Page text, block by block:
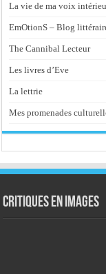
La vie de ma voix
EmOtionS – Blog
The Cannibal Lecteur
Les livres d’Eve
La lettrie
Mes promenades
Critiques en images